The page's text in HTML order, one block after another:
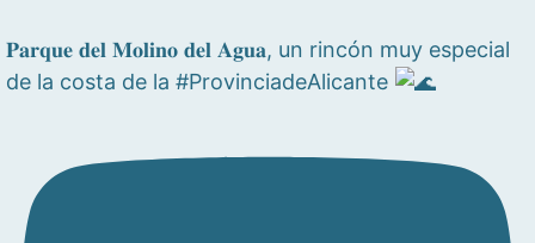
𝐏𝐚𝐫𝐪𝐮𝐞 𝐝𝐞𝐥 𝐌𝐨𝐥𝐢𝐧𝐨 𝐝𝐞𝐥 𝐀𝐠𝐮𝐚, un rincón muy especial
de la costa de la #ProvinciadeAlicante